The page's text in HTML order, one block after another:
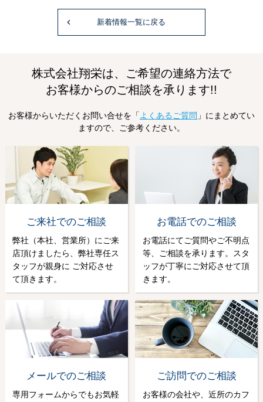
新着情報一覧に戻る
株式会社翔栄は、ご希望の連絡方法で
お客様からのご相談を承ります!!
お客様からいただくお問い合せを「 よくあるご質問 」にまとめてい
ますので、ご参考ください。
ご来社でのご相談
弊社（本社、営業所）にご来
店頂けましたら、弊社専任ス
タッフが親身に ご対応させ
て頂きます。
お電話でのご相談
お電話にてご質問やご不明点
等、ご相談を承ります。スタ
ッフが丁寧にご対応させて頂
きます。
メールでのご相談
専用フォームからでもお気軽
ご訪問でのご相談
お客様の会社や、近所のカフ